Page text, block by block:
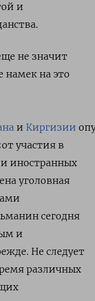
и
не значит
намек на это
и Киргизии
участия в
иностранных
уголовная
сегодня
и
Не следует
различных